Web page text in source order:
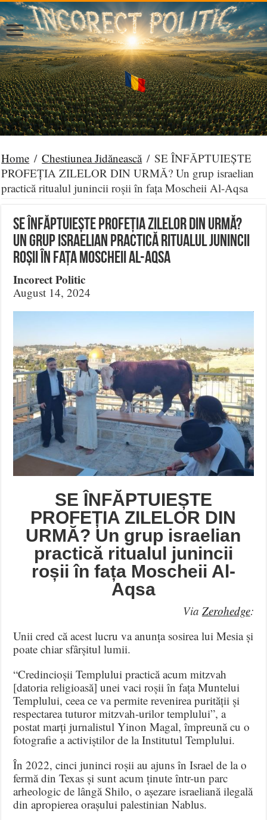
Home / Chestiunea Jidănească / SE ÎNFĂPTUIEȘTE
PROFEȚIA ZILELOR DIN URMĂ? Un grup israelian
practică ritualul junincii roșii în fața Moscheii Al-Aqsa
SE ÎNFĂPTUIEȘTE PROFEȚIA ZILELOR DIN URMĂ?
Un grup israelian practică ritualul junincii
roșii în fața Moscheii Al-Aqsa
Incorect Politic
August 14, 2024
SE ÎNFĂPTUIEȘTE
PROFEȚIA ZILELOR DIN
URMĂ? Un grup israelian
practică ritualul junincii
roșii în fața Moscheii Al-
Aqsa
Via Zerohedge:
Unii cred că acest lucru va anunța sosirea lui Mesia și
poate chiar sfârșitul lumii.
“Credincioșii Templului practică acum mitzvah
[datoria religioasă] unei vaci roșii în fața Muntelui
Templului, ceea ce va permite revenirea purității și
respectarea tuturor mitzvah-urilor templului”, a
postat marți jurnalistul Yinon Magal, împreună cu o
fotografie a activiștilor de la Institutul Templului.
În 2022, cinci juninci roșii au ajuns în Israel de la o
fermă din Texas și sunt acum ținute într-un parc
arheologic de lângă Shilo, o așezare israeliană ilegală
din apropierea orașului palestinian Nablus.